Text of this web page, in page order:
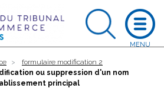
formulaire modification 2
ou suppression d'un nom
principal